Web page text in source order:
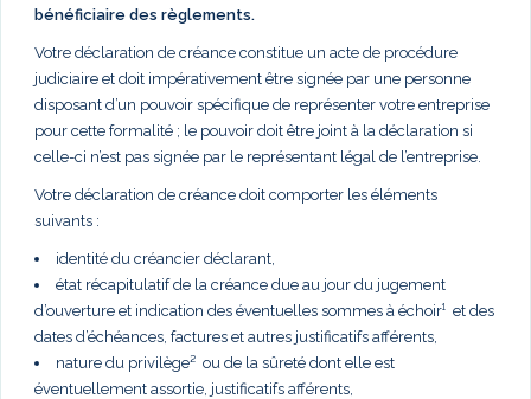
bénéficiaire des règlements.
Votre déclaration de créance constitue un acte de procédure
judiciaire et doit impérativement être signée par une personne
disposant d’un pouvoir spécifique de représenter votre entreprise
pour cette formalité ; le pouvoir doit être joint à la déclaration si
celle-ci n’est pas signée par le représentant légal de l’entreprise.
Votre déclaration de créance doit comporter les éléments
suivants :
identité du créancier déclarant,
état récapitulatif de la créance due au jour du jugement
d’ouverture et indication des éventuelles sommes à échoir¹ et des
dates d’échéances, factures et autres justificatifs afférents,
nature du privilège² ou de la sûreté dont elle est
éventuellement assortie, justificatifs afférents,